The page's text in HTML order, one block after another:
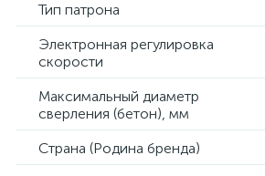
Тип патрона
Электронная регулировка
скорости
Максимальный диаметр
сверления (бетон), мм
Страна (Родина бренда)